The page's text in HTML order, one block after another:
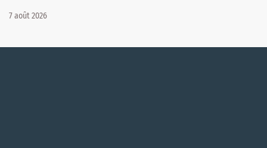
7 août 2026